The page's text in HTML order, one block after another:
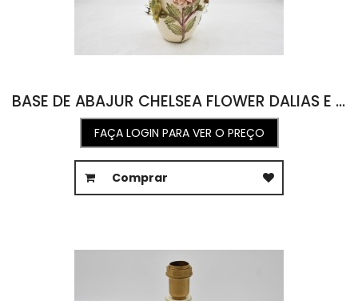
BASE DE ABAJUR CHELSEA FLOWER DALIAS E CASAL DE PASSARINHOS 25D X 44A
FAÇA LOGIN PARA VER O PREÇO
Comprar